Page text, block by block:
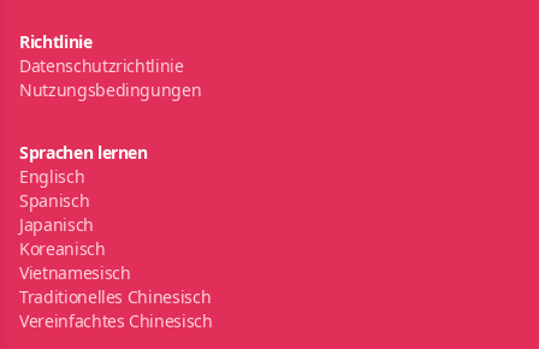
Richtlinie
Datenschutzrichtlinie
Nutzungsbedingungen
Sprachen lernen
Englisch
Spanisch
Japanisch
Koreanisch
Vietnamesisch
Traditionelles Chinesisch
Vereinfachtes Chinesisch